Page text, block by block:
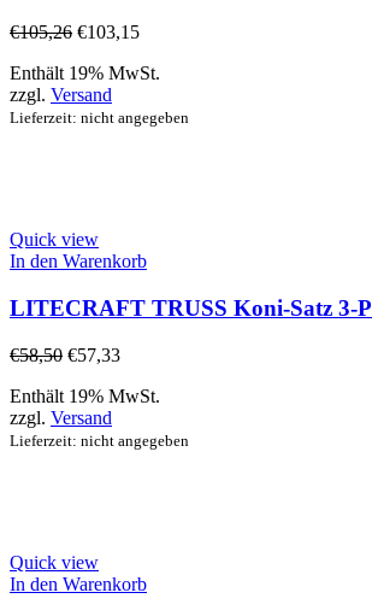
€105,26 €103,15
Enthält 19% MwSt.
zzgl. Versand
Lieferzeit: nicht angegeben
Quick view
In den Warenkorb
LITECRAFT TRUSS Koni-Satz 3-
€58,50 €57,33
Enthält 19% MwSt.
zzgl. Versand
Lieferzeit: nicht angegeben
Quick view
In den Warenkorb